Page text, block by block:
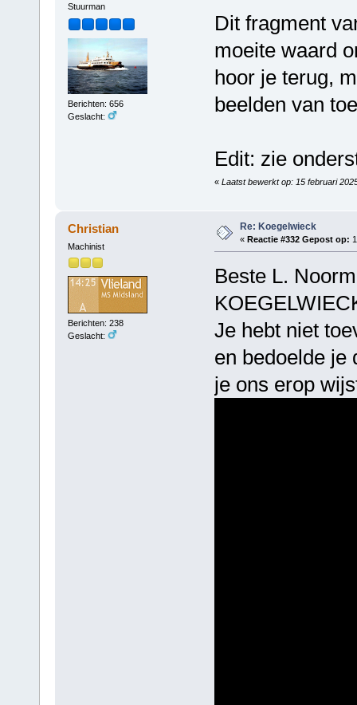
Stuurman
Berichten: 656
Geslacht:
Dit fragment
moeite waard
hoor je terug,
beelden van
Edit: zie
« Laatst bewerkt op: 15 februari
Christian
Machinist
Berichten: 238
Geslacht:
Re: Koegelwieck
« Reactie #332 Gepost op:
Beste L.
Je hebt niet
en bedoelde je
je ons erop